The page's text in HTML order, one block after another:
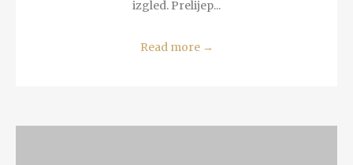
izgled. Prelijep...
Read more →